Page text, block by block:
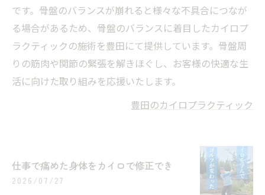
です。骨盤のバランスが崩れると様々な不具合につなが
る場合があるため、骨盤のバランスに着目したカイロプ
ラクティックの施術を豊田にて提供しています。骨盤周
りの筋肉や関節の緊張を解きほぐし、お客様の快適な生
活に向けた取り組みを応援いたします。
豊田のカイロプラクティック
仕事で痛めた身体をカイロで修正でき
2026/07/27